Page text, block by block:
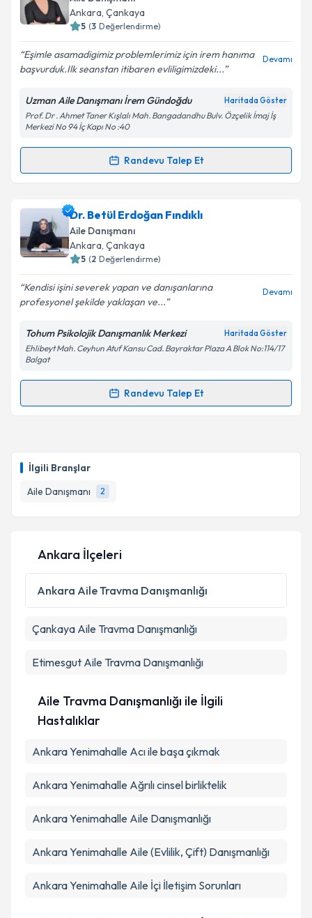
İlgili Branşlar
Aile Danışmanı
2
Ankara, Çankaya
5 (3 Değerlendirme)
Eşimle asamadigimiz problemlerimiz için irem hanıma
başvurduk.Ilk seanstan itibaren evliligimizdeki...
Devamı
Uzman Aile Danışmanı İrem Gündoğdu Haritada Göster
Prof. Dr . Ahmet Taner Kışlalı Mah. Bangadandhu Bulv. Özçelik İmaj İş
Merkezi No 94 İç Kapı No :40
Randevu Talep Et
Randevu Takvimi Talebi
Uzman Aile Danışmanı İrem Gündoğdu
randevu takvimi talebi oluşturun. Size bu uzmandan
randevu almanız için bir takvim hazırlandığında e-
posta ile bilgilendireceğiz.
E-posta Adresiniz
Kişisel verilerimin işlenmesine ilişkinAydınlatma
kapsamda işlenmesini kabul ediyorum.
Dr. Betül Erdoğan Fındıklı
Aile Danışmanı
Ankara, Çankaya
5 (2 Değerlendirme)
Kendisi işini severek yapan ve danışanlarına
profesyonel şekilde yaklaşan ve...
Devamı
Tohum Psikolojik Danışmanlık Merkezi Haritada Göster
Ehlibeyt Mah. Ceyhun Atuf Kansu Cad. Bayraktar Plaza A Blok No:114/17
Balgat
Randevu Talep Et
Randevu Takvimi Talebi
için bir takvim hazırlandığında e-posta ile
bilgilendireceğiz.
E-posta Adresiniz
Kişisel verilerimin işlenmesine ilişkin
Metni'ni okudum ve kişisel verilerimin belirtilen
Takvim Talebini Gönder
Ankara İlçeleri
Ankara Aile Travma Danışmanlığı
Çankaya Aile Travma Danışmanlığı
Etimesgut Aile Travma Danışmanlığı
Aile Travma Danışmanlığı ile İlgili
Hastalıklar
Ankara Yenimahalle Acı ile başa çıkmak
Ankara Yenimahalle Ağrılı cinsel birliktelik
Ankara Yenimahalle Aile Danışmanlığı
Ankara Yenimahalle Aile (Evlilik, Çift) Danışmanlığı
Ankara Yenimahalle Aile İçi İletişim Sorunları